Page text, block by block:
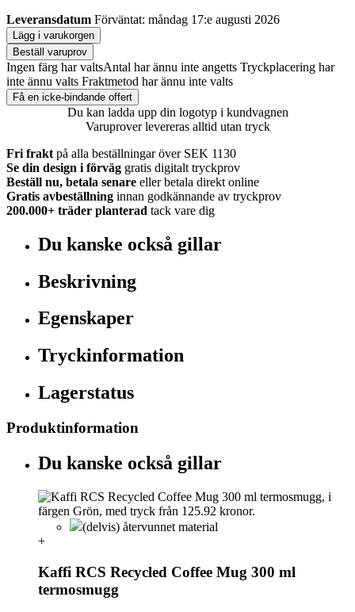
Leveransdatum Förväntat: måndag 17:e augusti 2026
Lägg i varukorgen
Beställ varuprov
Ingen färg har valtsAntal har ännu inte angetts Tryckplacering har
inte ännu valts Fraktmetod har ännu inte valts
Få en icke-bindande offert
Du kan ladda upp din logotyp i kundvagnen
Varuprover levereras alltid utan tryck
Fri frakt på alla beställningar över SEK 1130
Se din design i förväg gratis digitalt tryckprov
Beställ nu, betala senare eller betala direkt online
Gratis avbeställning innan godkännande av tryckprov
200.000+ träder planterad tack vare dig
Du kanske också gillar
Beskrivning
Egenskaper
Tryckinformation
Lagerstatus
Produktinformation
Du kanske också gillar
(delvis) återvunnet material
+
Kaffi RCS Recycled Coffee Mug 300 ml
termosmugg